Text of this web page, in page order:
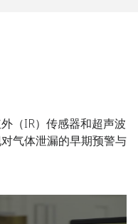
（IR）传感器和超声波
气体泄漏的早期预警与